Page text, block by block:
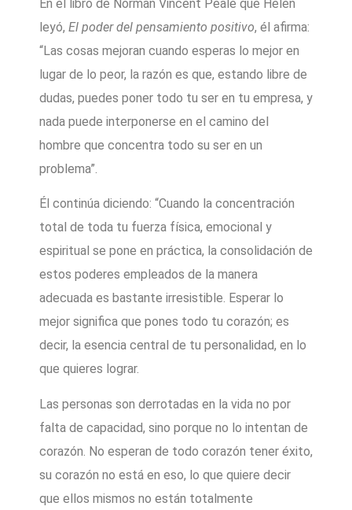
En el libro de Norman Vincent Peale que Helen
leyó, El poder del pensamiento positivo, él afirma:
“Las cosas mejoran cuando esperas lo mejor en
lugar de lo peor, la razón es que, estando libre de
dudas, puedes poner todo tu ser en tu empresa, y
nada puede interponerse en el camino del
hombre que concentra todo su ser en un
problema”.
Él continúa diciendo: “Cuando la concentración
total de toda tu fuerza física, emocional y
espiritual se pone en práctica, la consolidación de
estos poderes empleados de la manera
adecuada es bastante irresistible. Esperar lo
mejor significa que pones todo tu corazón; es
decir, la esencia central de tu personalidad, en lo
que quieres lograr.
Las personas son derrotadas en la vida no por
falta de capacidad, sino porque no lo intentan de
corazón. No esperan de todo corazón tener éxito,
su corazón no está en eso, lo que quiere decir
que ellos mismos no están totalmente